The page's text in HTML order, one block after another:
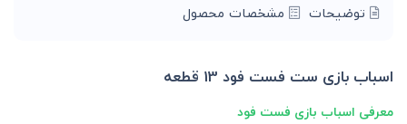
توضیحات مشخصات محصول
اسباب بازی ست فست فود 13 قطعه
معرفی اسباب بازی فست فود